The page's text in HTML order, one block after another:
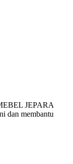
JEPARA
dan membantu